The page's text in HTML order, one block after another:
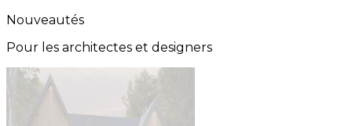
Nouveautés
Pour les architectes et designers